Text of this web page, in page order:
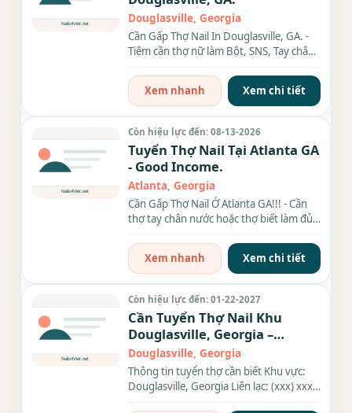
Douglasville, Georgia
Cần Gấp Thợ Nail In Douglasville, GA. -
Tiệm cần thợ nữ làm Bột, SNS, Tay chân
Xem nhanh
Xem chi tiết
Còn hiệu lực đến: 08-13-2026
Tuyển Thợ Nail Tại Atlanta GA
- Good Income.
Atlanta, Georgia
Cần Gấp Thợ Nail Ở Atlanta GA!!! - Cần
thợ tay chân nước hoặc thợ biết làm đủ
Xem nhanh
Xem chi tiết
Còn hiệu lực đến: 01-22-2027
Cần Tuyển Thợ Nail Khu
Douglasville, Georgia –
Everything
Douglasville, Georgia
Thông tin tuyển thợ cần biết Khu vực:
Douglasville, Georgia Liên lạc: (xxx) xxx-